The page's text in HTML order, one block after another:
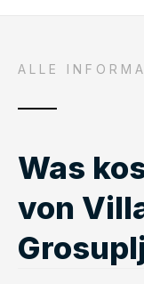
ALLE
Was
von